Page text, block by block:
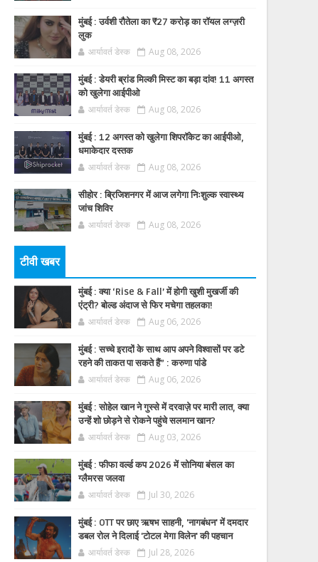
मुंबई : उर्वशी रौतेला का ₹27 करोड़ का रॉयल लग्ज़री
लुक
आर्यावर्त डेस्क Aug 08, 2026
मुंबई : डेयरी ब्रांड मिल्की मिस्ट का बड़ा दांव! 11 अगस्त
को खुलेगा आईपीओ
आर्यावर्त डेस्क Aug 08, 2026
मुंबई : 12 अगस्त को खुलेगा शिपरॉकेट का आईपीओ,
धमाकेदार दस्तक
आर्यावर्त डेस्क Aug 08, 2026
सीहोर : ब्रिजिशनगर में आज लगेगा निःशुल्क स्वास्थ्य
जांच शिविर
आर्यावर्त डेस्क Aug 08, 2026
टीवी खबर
मुंबई : क्या ‘Rise & Fall’ में होगी खुशी मुखर्जी की
एंट्री? बोल्ड अंदाज से फिर मचेगा तहलका!
आर्यावर्त डेस्क Aug 06, 2026
मुंबई : सच्चे इरादों के साथ आप अपने विश्वासों पर डटे
रहने की ताकत पा सकते हैं” : करुणा पांडे
आर्यावर्त डेस्क Aug 06, 2026
मुंबई : सोहेल खान ने गुस्से में दरवाज़े पर मारी लात, क्या
उन्हें शो छोड़ने से रोकने पहुंचे सलमान खान?
आर्यावर्त डेस्क Aug 03, 2026
मुंबई : फीफा वर्ल्ड कप 2026 में सोनिया बंसल का
ग्लैमरस जलवा
आर्यावर्त डेस्क Jul 30, 2026
मुंबई : OTT पर छाए ऋषभ साहनी, 'नागबंधन' में दमदार
डबल रोल ने दिलाई 'टोटल मेगा विलेन' की पहचान
आर्यावर्त डेस्क Jul 28, 2026